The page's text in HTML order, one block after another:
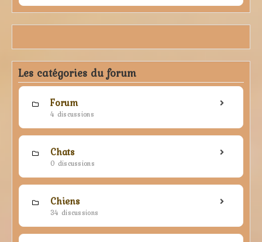
Les catégories du forum
Forum
4 discussions
Chats
0 discussions
Chiens
34 discussions